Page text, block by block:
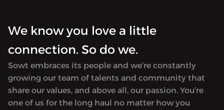
We know you love a little
connection. So do we.
Sowt embraces its people and we’re constantly
growing our team of talents and community that
share our values, and above all, our passion. You’re
one of us for the long haul no matter how you